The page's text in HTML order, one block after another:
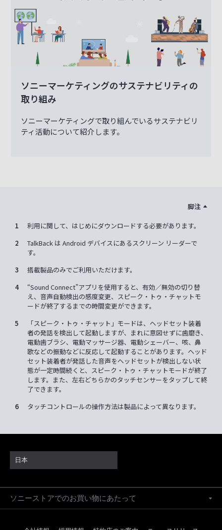
ソニーマーケティングのサステナビリティの
取り組み
ソニーマーケティングで取り組んでいるサステナビリ
ティ活動について紹介します。
脚注
1
利用に関して、はじめにダウンロードする必要があります。
2
TalkBack は Android デバイスにあるスクリーン リーダーで
す。
3
搭載製品のみでご利用いただけます。
4
“Sound Connect”アプリを使用すると、有効／無効の切り替
え、音声自動検出の感度変更、スピーク・トゥ・チャットモ
ードが終了するまでの時間変更ができます。
5
「スピーク・トゥ・チャット」モードは、ヘッドセット装着
者の発話を検出して起動しますが、まれに意図せずに歯磨き、
電動歯ブラシ、電動マッサージ器、電動シェーバー、咳、鼻
歌などの振動などに反応して起動することがあります。ヘッド
セット装着者が発話した音声をヘッドセットが検出しない状
態が一定時間続くと、スピーク・トゥ・チャットモードが終了
します。また、左右どちらかのタッチセンサーをタップして終
了できます。
6
タッチコントロールの操作方法は製品によって異なります。
日本
ソニーストアでのお買い物にあたって